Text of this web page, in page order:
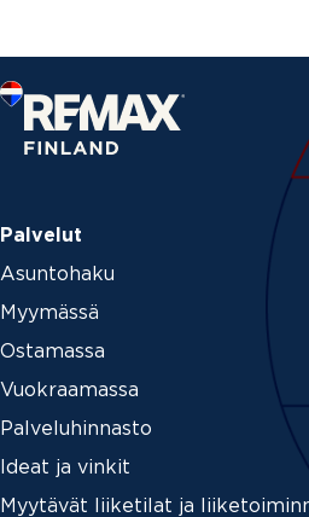
Palvelut
Asuntohaku
Myymässä
Ostamassa
Vuokraamassa
Palveluhinnasto
Ideat ja vinkit
Myytävät liiketilat ja